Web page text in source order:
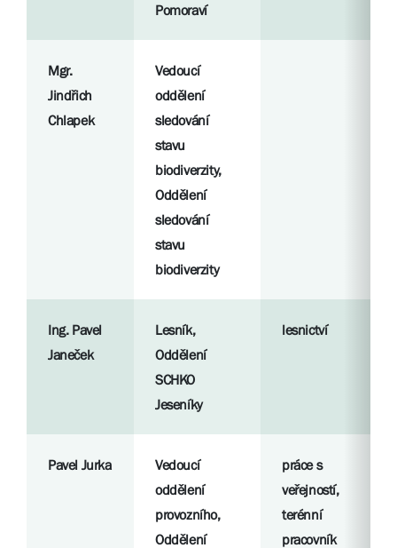
Pomoraví
Mgr.
Jindřich
Chlapek
Vedoucí
oddělení
sledování
stavu
biodiverzity,
Oddělení
sledování
stavu
biodiverzity
Ing. Pavel
Janeček
Lesník,
Oddělení
SCHKO
Jeseníky
lesnictví
Pavel Jurka
Vedoucí
oddělení
provozního,
Oddělení
práce s
veřejností,
terénní
pracovník